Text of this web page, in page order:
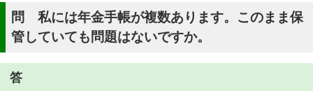
問 私には年金手帳が複数あります。このまま保
管していても問題はないですか。
答